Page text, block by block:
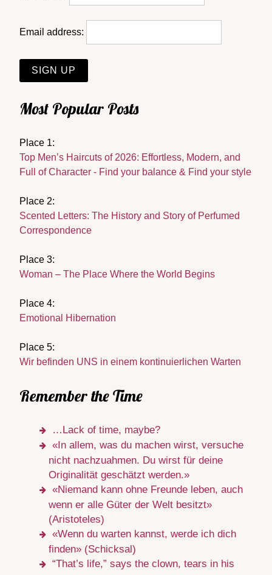
Email address:
Most Popular Posts
Place 1:
Top Men’s Haircuts of 2026: Effortless, Modern, and
Full of Character - Find your balance & Find your style
Place 2:
Scented Letters: The History and Story of Perfumed
Correspondence
Place 3:
Woman – The Place Where the World Begins
Place 4:
Emotional Hibernation
Place 5:
Wir befinden UNS in einem kontinuierlichen Warten
Remember the Time
…Lack of time, maybe?
«In allem, was du machen wirst, versuche
nicht nachzuahmen. Du wirst für deine
Originalität geschätzt werden.»
«Niemand kann ohne Freunde leben, auch
wenn er alle Güter der Welt besitzt»
(Aristoteles)
«Wenn du warten kannst, werde ich dich
finden» (Schicksal)
“That’s life,” says the clown, tears in his